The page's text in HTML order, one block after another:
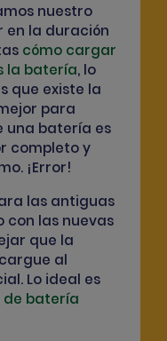
nuestro
en la duración
cómo cargar
la batería, lo
que existe la
para
una batería es
completo y
¡Error!
las antiguas
con las nuevas
que la
al
Lo ideal es
de batería